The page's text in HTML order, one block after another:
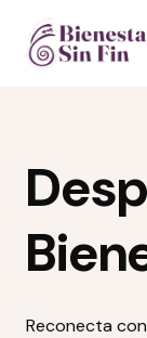
Reconecta